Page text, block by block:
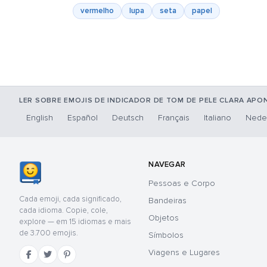
vermelho lupa seta papel
LER SOBRE EMOJIS DE INDICADOR DE TOM DE PELE CLARA
English Español Deutsch Français Italiano
Cada emoji, cada significado,
cada idioma. Copie, cole,
explore — em 15 idiomas e mais
de 3.700 emojis.
NAVEGAR
Pessoas e Corpo
Bandeiras
Objetos
Símbolos
Viagens e Lugares